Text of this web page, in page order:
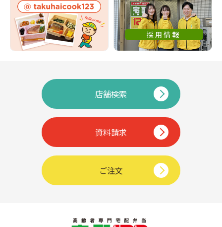
店舗検索
資料請求
ご注文